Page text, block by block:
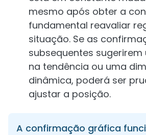
mesmo após obter a
fundamental reavaliar
situação. Se as
subsequentes
na tendência ou uma
dinâmica, poderá ser
ajustar a posição.
A confirmação gráfica